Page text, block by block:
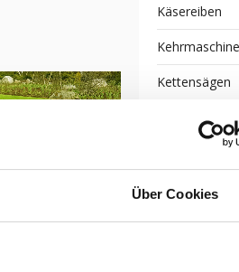
Über Cookies
Käsereiben
Kettensägen
Kompressoren
Korrekte
Kreiseleggen
Küche und